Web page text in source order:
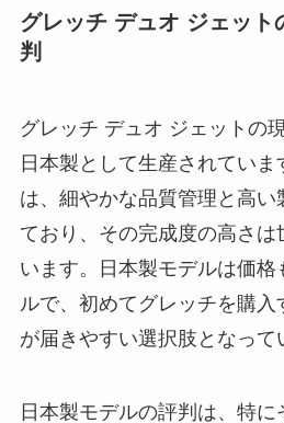
グレッチ デュオ ジェット
判
グレッチ デュオ ジェットの
日本製として生産されてい
は、細やかな品質管理と高
ており、その完成度の高さは
います。日本製モデルは価
ルで、初めてグレッチを購
が届きやすい選択肢となって
日本製モデルの評判は、特に